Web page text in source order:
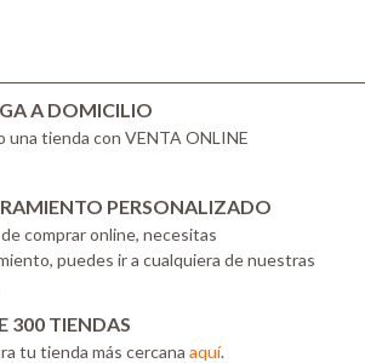
A DOMICILIO
una tienda con VENTA ONLINE
PERSONALIZADO
comprar online, necesitas
puedes ir a cualquiera de nuestras
300 TIENDAS
tu tienda más cercana aquí.